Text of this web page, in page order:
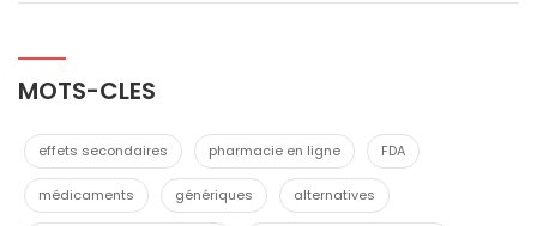
MOTS-CLES
effets secondaires pharmacie en ligne FDA
médicaments génériques alternatives